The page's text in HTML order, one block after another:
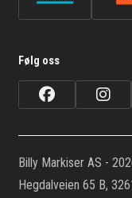
Følg oss
Billy Markiser AS -
Hegdalveien 65 B,